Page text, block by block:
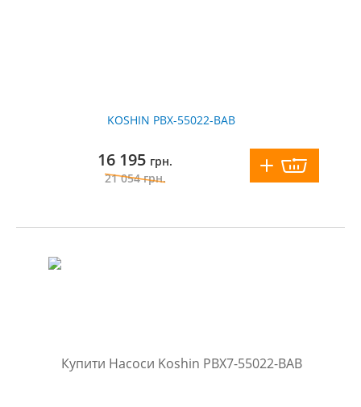
KOSHIN PBX-55022-BAB
16 195 грн.
21 054грн.